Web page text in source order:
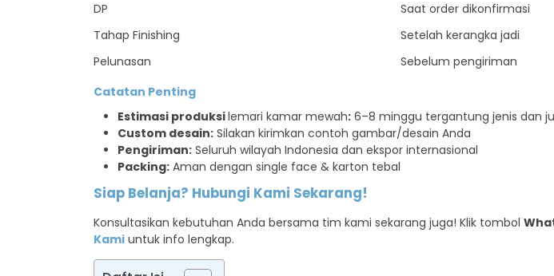
DP
Saat order dikonfirmasi
Tahap Finishing
Setelah kerangka jadi
Pelunasan
Sebelum pengiriman
Catatan Penting
Estimasi produksilemari kamar mewah: 6–8 minggu tergantung jenis dan
Custom desain: Silakan kirimkan contoh gambar/desain Anda
Pengiriman: Seluruh wilayah Indonesia dan ekspor internasional
Packing: Aman dengan single face & karton tebal
Siap Belanja? Hubungi Kami Sekarang!
Konsultasikan kebutuhan Anda bersama tim kami sekarang juga! Klik tombol
Kami untuk info lengkap.